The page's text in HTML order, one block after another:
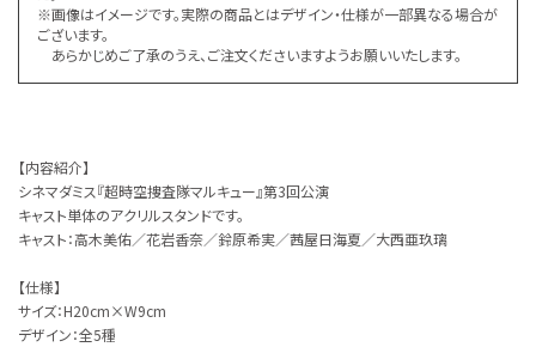
※画像はイメージです。実際の商品とはデザイン・仕様が一部異なる場合が
ございます。
あらかじめご了承のうえ、ご注文くださいますようお願いいたします。
【内容紹介】
シネマダミス『超時空捜査隊マルキュー』第3回公演
キャスト単体のアクリルスタンドです。
キャスト：高木美佑／花岩香奈／鈴原希実／茜屋日海夏／大西亜玖璃
【仕様】
サイズ：H20cm×W9cm
デザイン：全5種